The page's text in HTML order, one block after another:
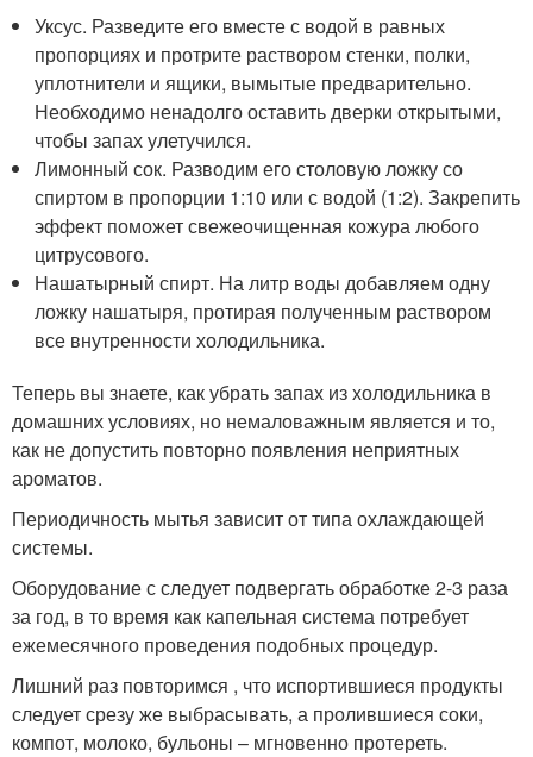
Уксус. Разведите его вместе с водой в равных
пропорциях и протрите раствором стенки, полки,
уплотнители и ящики, вымытые предварительно.
Необходимо ненадолго оставить дверки открытыми,
чтобы запах улетучился.
Лимонный сок. Разводим его столовую ложку со
спиртом в пропорции 1:10 или с водой (1:2). Закрепить
эффект поможет свежеочищенная кожура любого
цитрусового.
Нашатырный спирт. На литр воды добавляем одну
ложку нашатыря, протирая полученным раствором
все внутренности холодильника.
Теперь вы знаете, как убрать запах из холодильника в
домашних условиях, но немаловажным является и то,
как не допустить повторно появления неприятных
ароматов.
Периодичность мытья зависит от типа охлаждающей
системы.
Оборудование с следует подвергать обработке 2-3 раза
за год, в то время как капельная система потребует
ежемесячного проведения подобных процедур.
Лишний раз повторимся , что испортившиеся продукты
следует срезу же выбрасывать, а пролившиеся соки,
компот, молоко, бульоны – мгновенно протереть.